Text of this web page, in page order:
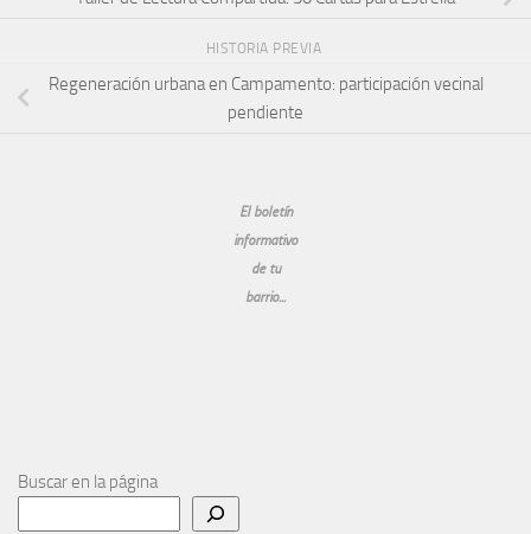
HISTORIA PREVIA
Regeneración urbana en Campamento: participación vecinal
pendiente
El boletín
informativo
de tu
barrio...
Buscar en la página